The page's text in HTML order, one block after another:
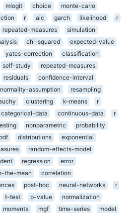
mlogit choice
monte-carlo
r aic garch likelihood
r
repeated-measures
simulation
chi-squared
expected-value
yates-correction
classification
self-study
repeated-measures
residuals
confidence-interval
normality-assumption
resampling
clustering k-means
r
categorical-data continuous-data
r
nonparametric
probability
pdf distributions
exponential
random-effects-model
regression
error
the-mean
correlation
post-hoc neural-networks
r
t-test p-value
normalization
moments mgf time-series
model